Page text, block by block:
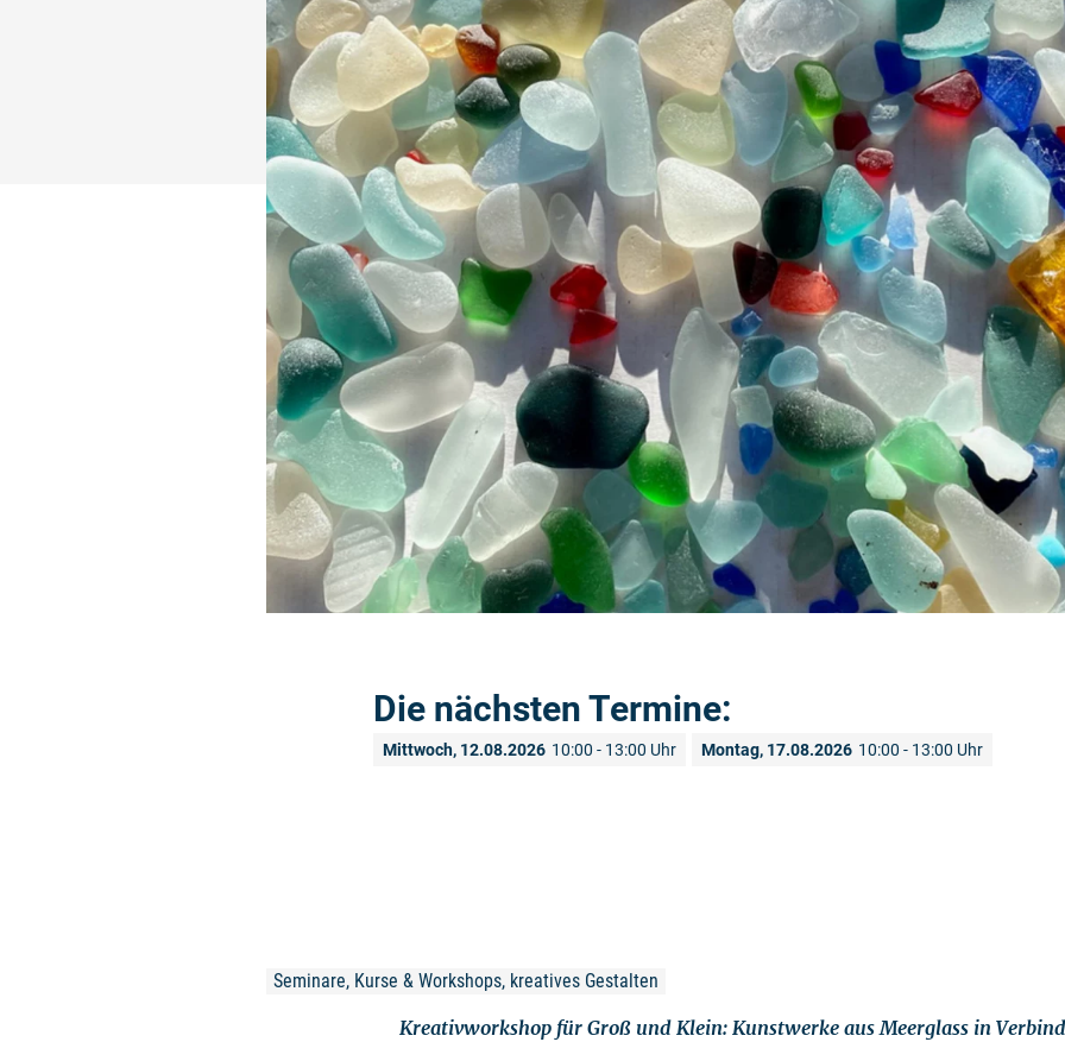
Die nächsten Termine:
Mittwoch, 12.08.2026 10:00 - 13:00 Uhr Montag, 17.08.2026 10:00 - 13:00 Uhr
Seminare, Kurse & Workshops, kreatives Gestalten
Kreativworkshop für Groß und Klein: Kunstwerke aus Meerglass in